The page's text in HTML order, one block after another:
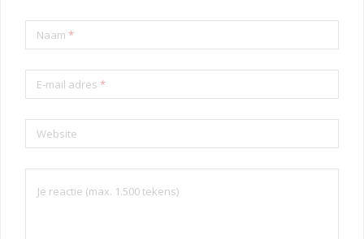
Naam *
E-mail adres *
Website